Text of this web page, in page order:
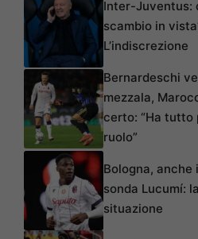
Inter-Juventus:
scambio in
L’indiscrezione
Bernardeschi
mezzala,
certo: “Ha tutto
ruolo”
Bologna, anche
sonda Lucumí: la
situazione